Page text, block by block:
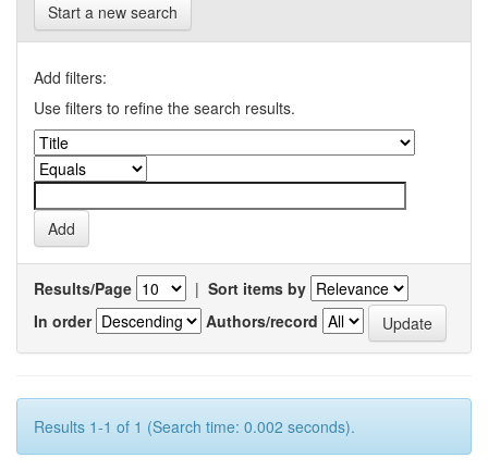
Start a new search
Add filters:
Use filters to refine the search results.
Results/Page | Sort items by
In order
Authors/record
Results 1-1 of 1 (Search time: 0.002 seconds).